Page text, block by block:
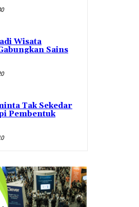
Wisata
Sains
Tak Sekedar
Pembentuk